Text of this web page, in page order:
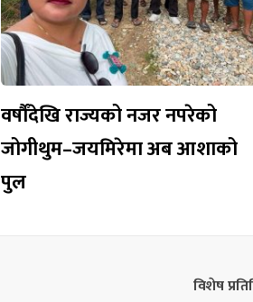
वर्षौँदेखि राज्यको नजर नपरेको
जोगीथुम–जयमिरेमा अब आशाको
पुल
विशेष